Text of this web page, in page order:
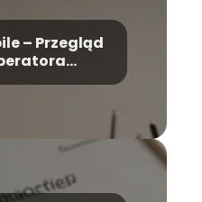
– Przegląd